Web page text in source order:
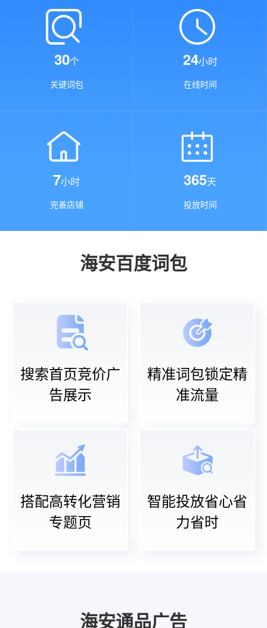
30个
关键词包
24小时
在线时间
7小时
完善店铺
365天
投放时间
海安百度词包
搜索首页竞价广
告展示
精准词包锁定精
准流量
搭配高转化营销
专题页
智能投放省心省
力省时
海安通品广告